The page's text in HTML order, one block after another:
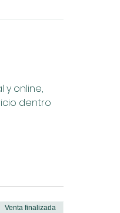
y online,
dentro
Venta finalizada